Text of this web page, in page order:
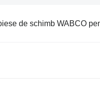
de schimb WABCO